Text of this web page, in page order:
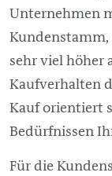
Unternehmen
sehr viel höher
Kaufverhalten
Kauf orientiert
Bedürfnissen
Für die